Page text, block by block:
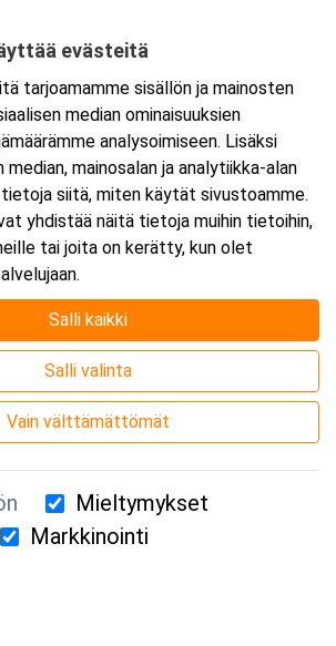
ajo-ohjeet
Oy / Valimotie 21 / 00380 Helsinki
evästeitä
tarjoamamme sisällön ja mainosten
median ominaisuuksien
analysoimiseen. Lisäksi
median, mainosalan ja analytiikka-alan
siitä, miten käytät sivustoamme.
yhdistää näitä tietoja muihin tietoihin,
tai joita on kerätty, kun olet
Salli kaikki
Salli valinta
Vain välttämättömät
Mieltymykset
Markkinointi